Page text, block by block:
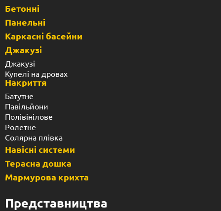
Бетонні
Панельні
Каркасні басейни
Джакузі
Джакузі
Купелі на дровах
Накриття
Батутне
Павільйони
Полівінілове
Ролетне
Солярна плівка
Навісні системи
Терасна дошка
Мармурова крихта
Представництва